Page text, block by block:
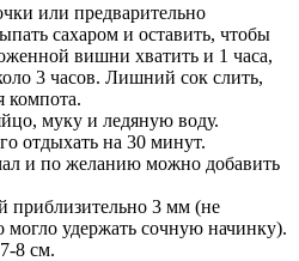
или предварительно
сахаром и оставить, чтобы
вишни хватить и 1 часа,
3 часов. Лишний сок слить,
компота.
муку и ледяную воду.
отдыхать на 30 минут.
и по желанию можно добавить
приблизительно 3 мм (не
могло удержать сочную начинку).
8 см.